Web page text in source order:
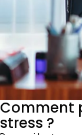
Comment
stress ?